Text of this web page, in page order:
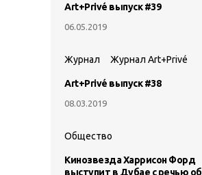
Art+Privé выпуск #39
06.05.2019
Журнал Журнал Art+Privé
Art+Privé выпуск #38
08.03.2019
Общество
Кинозвезда Харрисон Форд
выступит в Дубае с речью об